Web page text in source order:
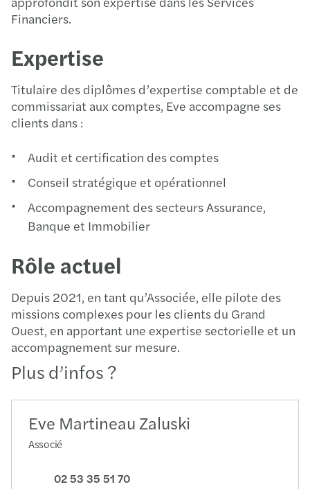
Financiers.
Expertise
Titulaire des diplômes d’expertise comptable et de
commissariat aux comptes, Eve accompagne ses
clients dans :
Audit et certification des comptes
Conseil stratégique et opérationnel
Accompagnement des secteurs Assurance,
Banque et Immobilier
Rôle actuel
Depuis 2021, en tant qu’Associée, elle pilote des
missions complexes pour les clients du Grand
Ouest, en apportant une expertise sectorielle et un
accompagnement sur mesure.
Plus d’infos ?
Eve Martineau Zaluski
Associé
02 53 35 51 70